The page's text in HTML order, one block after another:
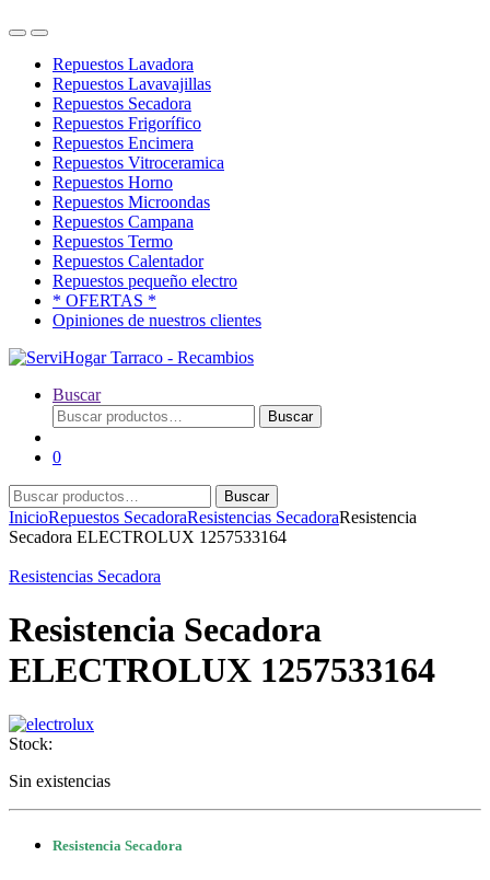
OpenClose
Repuestos Lavadora
Repuestos Lavavajillas
Repuestos Secadora
Repuestos Frigorífico
Repuestos Encimera
Repuestos Vitroceramica
Repuestos Horno
Repuestos Microondas
Repuestos Campana
Repuestos Termo
Repuestos Calentador
Repuestos pequeño electro
* OFERTAS *
Opiniones de nuestros clientes
Buscar
Buscar
por:
Buscar
0
Buscar
por:
Buscar
InicioRepuestos SecadoraResistencias SecadoraResistencia
Secadora ELECTROLUX 1257533164
Resistencias Secadora
Resistencia Secadora
ELECTROLUX 1257533164
Stock:
Sin existencias
Resistencia Secadora